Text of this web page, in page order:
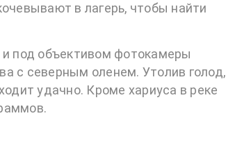
в лагерь, чтобы найти
под объективом фотокамеры
с северным оленем. Утолив голод,
удачно. Кроме хариуса в реке